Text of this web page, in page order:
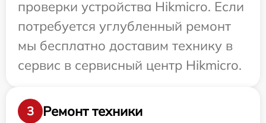
проверки устройства Hikmicro. Если
потребуется углубленный ремонт
мы бесплатно доставим технику в
сервис в сервисный центр Hikmicro.
3
Ремонт техники